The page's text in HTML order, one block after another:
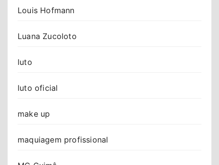
Louis Hofmann
Luana Zucoloto
luto
luto oficial
make up
maquiagem profissional